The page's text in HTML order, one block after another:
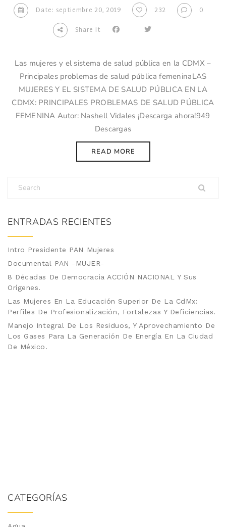
Date: septiembre 20, 2019 232
0
Share It
Las mujeres y el sistema de salud pública en la CDMX –
Principales problemas de salud pública femeninaLAS
MUJERES Y EL SISTEMA DE SALUD PÚBLICA EN LA
CDMX: PRINCIPALES PROBLEMAS DE SALUD PÚBLICA
FEMENINA Autor: Nashell Vidales ¡Descarga ahora!949
Descargas
READ MORE
ENTRADAS RECIENTES
Intro Presidente PAN Mujeres
Documental PAN -MUJER-
8 Décadas De Democracia ACCIÓN NACIONAL Y Sus
Orígenes.
Las Mujeres En La Educación Superior De La CdMx:
Perfiles De Profesionalización, Fortalezas Y Deficiencias.
Manejo Integral De Los Residuos, Y Aprovechamiento De
Los Gases Para La Generación De Energía En La Ciudad
De México.
CATEGORÍAS